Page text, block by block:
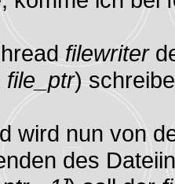
filewriter
file_ptr)
wird nun von
des